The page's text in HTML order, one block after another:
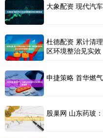
大象配资 现代汽
杜德配资 累计清
区环境整治见实效
申捷策略 首华燃
股巢网 山东药玻